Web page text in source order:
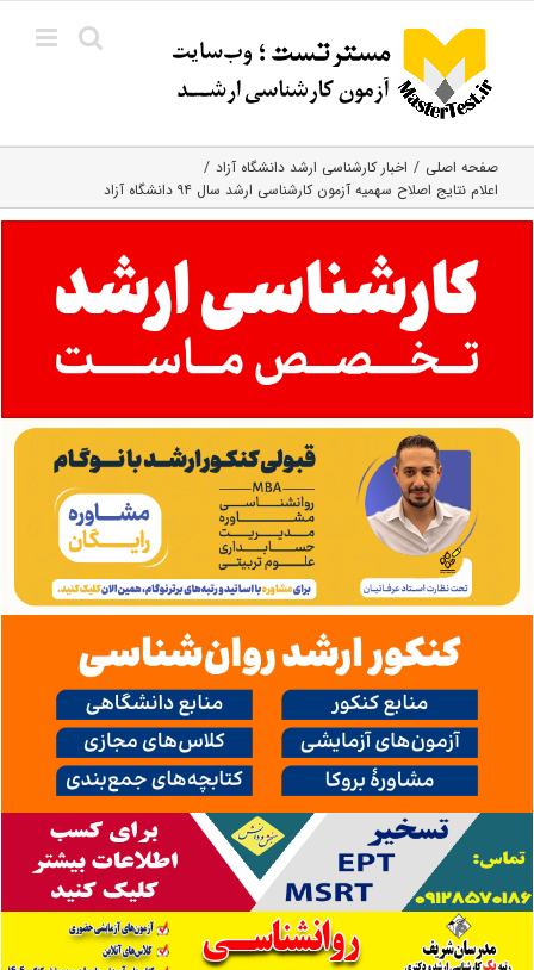
content
صفحه اصلی
اخبار کارشناسی ارشد دانشگاه آزاد
اعلام نتایج اصلاح سهمیه آزمون کارشناسی ارشد سال ۹۴ دانشگاه آزاد